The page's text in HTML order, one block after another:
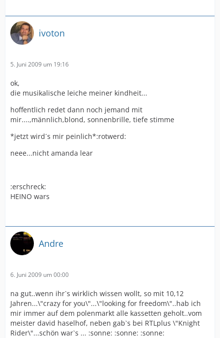
ivoton
5. Juni 2009 um 19:16
ok,
die musikalische leiche meiner kindheit...
hoffentlich redet dann noch jemand mit
mir....,männlich,blond, sonnenbrille, tiefe stimme
*jetzt wird´s mir peinlich*:rotwerd:
neee...nicht amanda lear
:erschreck:
HEINO wars
Andre
6. Juni 2009 um 00:00
na gut..wenn ihr`s wirklich wissen wollt, so mit 10,12
Jahren...\"crazy for you\"...\"looking for freedom\"..hab ich
mir immer auf dem polenmarkt alle kassetten geholt..vom
meister david haselhof, neben gab`s bei RTLplus \"Knight
Rider\"...schön war`s ... :sonne: :sonne: :sonne: